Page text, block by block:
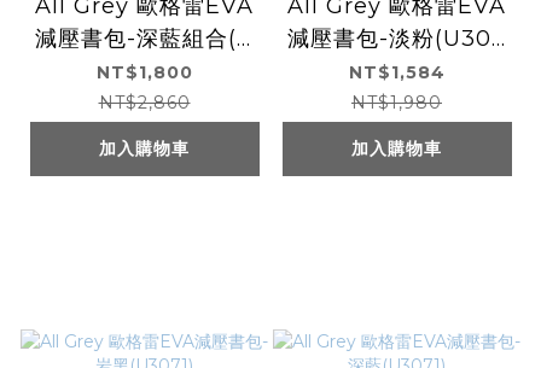
All Grey 歐格雷EVA
減壓書包-深藍組合(U
3071)
NT$1,800
NT$2,860
加入購物車
All Grey 歐格雷EVA
減壓書包-淡粉(U307
1)
NT$1,584
NT$1,980
加入購物車